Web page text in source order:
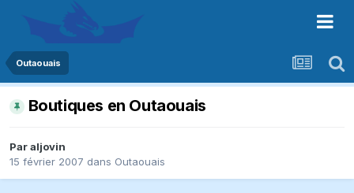
Outaouais
Boutiques en Outaouais
Paraljovin
15 février 2007 dans Outaouais